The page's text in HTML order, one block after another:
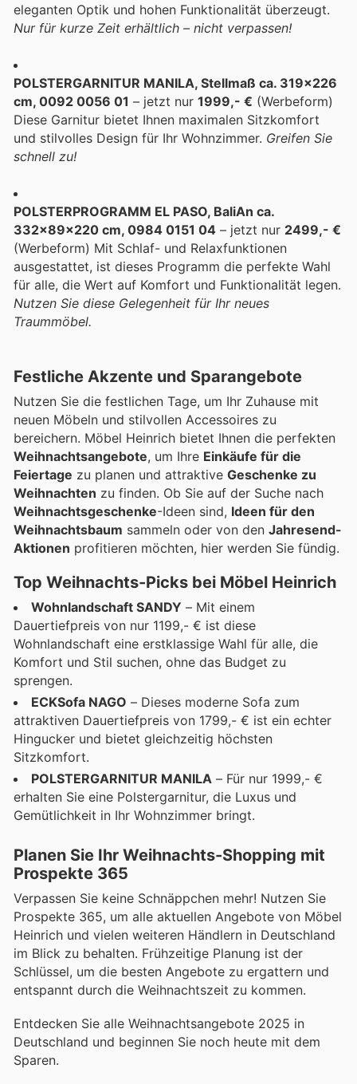
eleganten Optik und hohen Funktionalität überzeugt.
Nur für kurze Zeit erhältlich – nicht verpassen!
POLSTERGARNITUR MANILA, Stellmaß ca. 319x226
cm, 0092 0056 01 – jetzt nur 1999,- € (Werbeform)
Diese Garnitur bietet Ihnen maximalen Sitzkomfort
und stilvolles Design für Ihr Wohnzimmer. Greifen Sie
schnell zu!
POLSTERPROGRAMM EL PASO, BaliAn ca.
332x89x220 cm, 0984 0151 04 – jetzt nur 2499,- €
(Werbeform) Mit Schlaf- und Relaxfunktionen
ausgestattet, ist dieses Programm die perfekte Wahl
für alle, die Wert auf Komfort und Funktionalität legen.
Nutzen Sie diese Gelegenheit für Ihr neues
Traummöbel.
Festliche Akzente und Sparangebote
Nutzen Sie die festlichen Tage, um Ihr Zuhause mit
neuen Möbeln und stilvollen Accessoires zu
bereichern. Möbel Heinrich bietet Ihnen die perfekten
Weihnachtsangebote, um Ihre Einkäufe für die
Feiertage zu planen und attraktive Geschenke zu
Weihnachten zu finden. Ob Sie auf der Suche nach
Weihnachtsgeschenke-Ideen sind, Ideen für den
Weihnachtsbaum sammeln oder von den Jahresend-
Aktionen profitieren möchten, hier werden Sie fündig.
Top Weihnachts-Picks bei Möbel Heinrich
Wohnlandschaft SANDY – Mit einem
Dauertiefpreis von nur 1199,- € ist diese
Wohnlandschaft eine erstklassige Wahl für alle, die
Komfort und Stil suchen, ohne das Budget zu
sprengen.
ECKSofa NAGO – Dieses moderne Sofa zum
attraktiven Dauertiefpreis von 1799,- € ist ein echter
Hingucker und bietet gleichzeitig höchsten
Sitzkomfort.
POLSTERGARNITUR MANILA – Für nur 1999,- €
erhalten Sie eine Polstergarnitur, die Luxus und
Gemütlichkeit in Ihr Wohnzimmer bringt.
Planen Sie Ihr Weihnachts-Shopping mit
Prospekte 365
Verpassen Sie keine Schnäppchen mehr! Nutzen Sie
Prospekte 365, um alle aktuellen Angebote von Möbel
Heinrich und vielen weiteren Händlern in Deutschland
im Blick zu behalten. Frühzeitige Planung ist der
Schlüssel, um die besten Angebote zu ergattern und
entspannt durch die Weihnachtszeit zu kommen.
Entdecken Sie alle Weihnachtsangebote 2025 in
Deutschland und beginnen Sie noch heute mit dem
Sparen.